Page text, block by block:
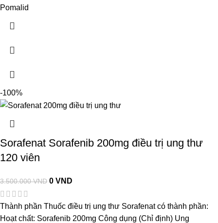
Pomalid
-100%
Sorafenat Sorafenib 200mg điều trị ung thư
120 viên
3.500.000VND 0VND
Thành phần Thuốc điều trị ung thư Sorafenat có thành phần:
Hoạt chất: Sorafenib 200mg Công dụng (Chỉ định) Ung